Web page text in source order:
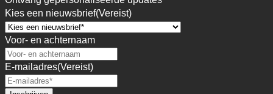
Kies een nieuwsbrief(Vereist)
Voor- en achternaam
E-mailadres(Vereist)